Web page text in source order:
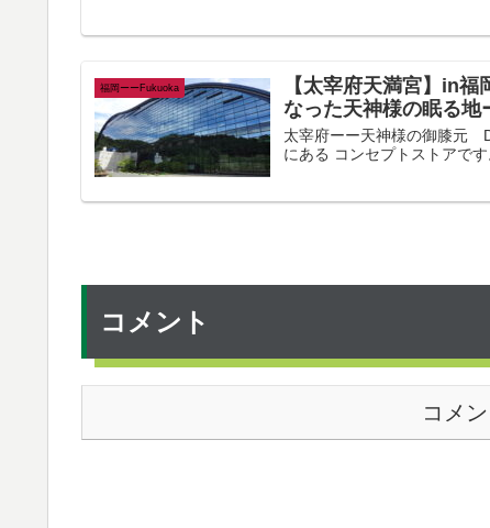
福岡ーーFukuoka
【太宰府天満宮】in
なった天神様の眠る地
太宰府ーー天神様の御膝元
にある コンセプトストアで
コメント
コメ